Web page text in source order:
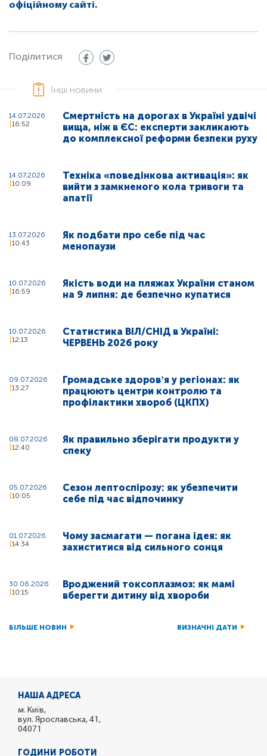
офіційному сайті.
Поділитися
Інші новини
14.07.2026
16:52
Смертність на дорогах в Україні удвічі
вища, ніж в ЄС: експерти закликають
до комплексної реформи безпеки руху
14.07.2026
10:09
Техніка «поведінкова активація»: як
вийти з замкненого кола тривоги та
апатії
13.07.2026
10:43
Як подбати про себе під час
менопаузи
10.07.2026
16:59
Якість води на пляжах України станом
на 9 липня: де безпечно купатися
10.07.2026
12:13
Статистика ВІЛ/СНІД в Україні:
ЧЕРВЕНЬ 2026 року
09.07.2026
13:27
Громадське здоровʼя у регіонах: як
працюють центри контролю та
профілактики хвороб (ЦКПХ)
08.07.2026
12:40
Як правильно зберігати продукти у
спеку
05.07.2026
10:05
Сезон лептоспірозу: як убезпечити
себе під час відпочинку
01.07.2026
14:34
Чому засмагати — погана ідея: як
захиститися від сильного сонця
30.06.2026
10:15
Вроджений токсоплазмоз: як мамі
вберегти дитину від хвороби
БІЛЬШЕ НОВИН ВИЗНАЧНІ ДАТИ
НАША АДРЕСА
м. Київ,
вул. Ярославська, 41,
04071
ГОДИНИ РОБОТИ